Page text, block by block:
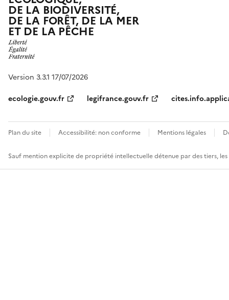
DE LA BIODIVERSITÉ,
DE LA FORÊT, DE LA MER
ET DE LA PÊCHE
Version 3.3.1 17/07/2026
ecologie.gouv.fr
legifrance.gouv.fr
Plan du site Accessibilité: non conforme Mentions légales
Sauf mention explicite de propriété intellectuelle détenue par des tiers,